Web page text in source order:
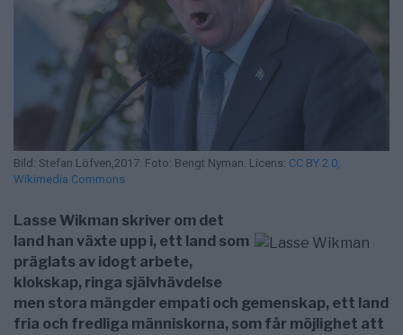
Bild: Stefan Löfven,2017. Foto: Bengt Nyman. Licens: CC BY 2.0,
Wikimedia Commons
Lasse Wikman skriver om det
land han växte upp i, ett land som
präglats av idogt arbete,
klokskap, ringa självhävdelse
men stora mängder empati och gemenskap, ett land
fria och fredliga människorna, som får möjlighet att